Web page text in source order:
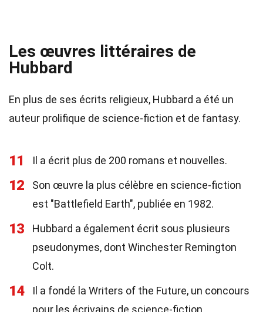
Les œuvres littéraires de
Hubbard
En plus de ses écrits religieux, Hubbard a été un
auteur prolifique de science-fiction et de fantasy.
11 Il a écrit plus de 200 romans et nouvelles.
12
Son œuvre la plus célèbre en science-fiction
est "Battlefield Earth", publiée en 1982.
13
Hubbard a également écrit sous plusieurs
pseudonymes, dont Winchester Remington
Colt.
14
Il a fondé la Writers of the Future, un concours
pour les écrivains de science-fiction